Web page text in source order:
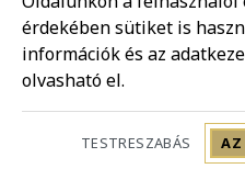
XIAOMI POCO X2
SAMSUNG GALAXY A31 ( SM-
XIAOMI REDMI K20 PRO PREMIUM
MOTOROLA MOTO G8 PLAY
SONY XPERIA
érdekében sütiket is
információk és az
olvasható el.
TESTRESZABÁS AZ